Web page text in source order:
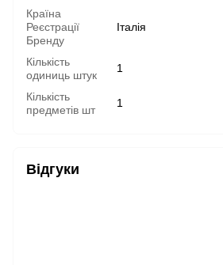
Країна
Реєстрації
Бренду
Італія
Кількість
одиниць штук
1
Кількість
предметів шт
1
Відгуки